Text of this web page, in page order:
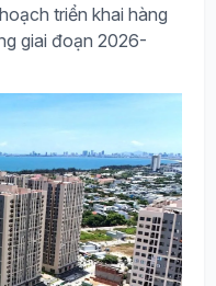
triển khai hàng
giai đoạn 2026-